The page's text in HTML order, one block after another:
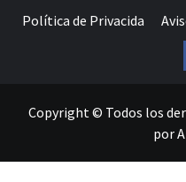
Política de Privacida
Copyright © Todos los
por